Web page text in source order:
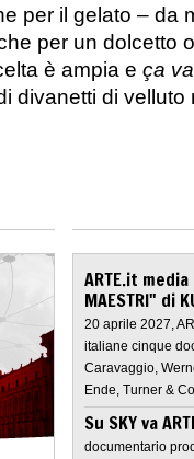
per il gelato – da
per un dolcetto
è ampia e ça
divanetti di velluto
ARTE.it
MAESTRI" di
20 aprile 2027,
italiane cinque
Caravaggio,
Ende, Turner &
Su SKY va
documentario